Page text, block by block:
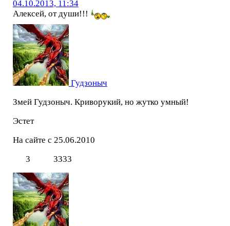
04.10.2013, 11:34
Алексей, от души!!!
Гудзоныч
Змей Гудзоныч. Криворукий, но жутко умный!
Эстет
На сайте с 25.06.2010
3
3333